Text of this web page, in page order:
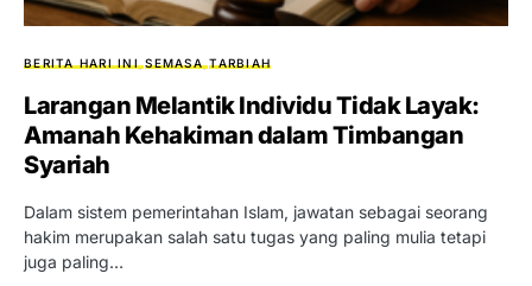
BERITA HARI INI SEMASA TARBIAH
Larangan Melantik Individu Tidak Layak:
Amanah Kehakiman dalam Timbangan
Syariah
Dalam sistem pemerintahan Islam, jawatan sebagai seorang
hakim merupakan salah satu tugas yang paling mulia tetapi
juga paling…